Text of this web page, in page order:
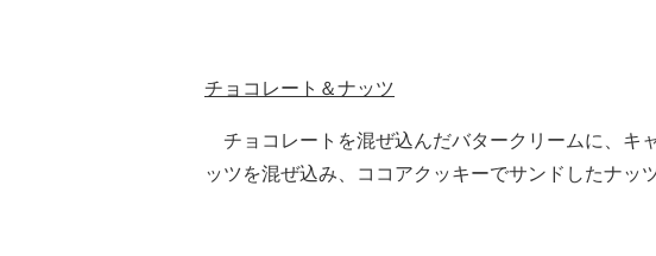
チョコレート＆ナッツ
チョコレートを混ぜ込んだバタークリームに、キ
ッツを混ぜ込み、ココアクッキーでサンドしたナッ